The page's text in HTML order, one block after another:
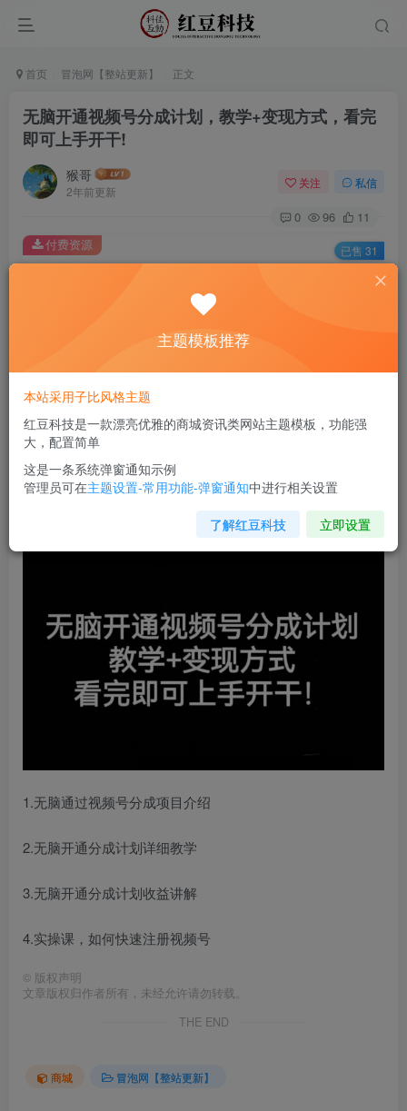
首页 冒泡网【整站更新】 正文
无脑开通视频号分成计划，教学+变现方式，看完
即可上手开干!
猴哥
2年前更新
关注 私信
0 96 11
此内容为付费资源，请付费后查看
￥9.9
您当前未登录！建议登陆后购买，可保存购买订单
付费资源 已售 31
无脑开通视频号分成计划，教学+变现方式，看完即可上手
1.无脑通过视频号分成项目介绍
2.无脑开通分成计划详细教学
3.无脑开通分成计划收益讲解
4.实操课，如何快速注册视频号
© 版权声明
文章版权归作者所有，未经允许请勿转载。
THE END
商城 冒泡网【整站更新】
主题模板推荐
本站采用子比风格主题
红豆科技是一款漂亮优雅的商城资讯类网站主题模板，功能强
大，配置简单
这是一条系统弹窗通知示例
管理员可在主题设置-常用功能-弹窗通知中进行相关设置
了解红豆科技 立即设置